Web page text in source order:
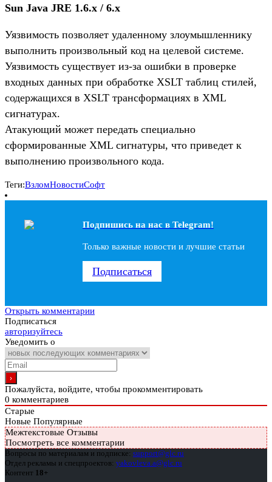
Sun Java JRE 1.6.x / 6.x
Уязвимость позволяет удаленному злоумышленнику
выполнить произвольный код на целевой системе.
Уязвимость существует из-за ошибки в проверке
входных данных при обработке XSLT таблиц стилей,
содержащихся в XSLT трансформациях в XML
сигнатурах.
Атакующий может передать специально
сформированные XML сигнатуры, что приведет к
выполнению произвольного кода.
Теги:ВзломНовостиСофт
Подпишись на наc в Telegram!
Только важные новости и лучшие статьи
Подписаться
Открыть комментарии
Подписаться
авторизуйтесь
Уведомить о
Пожалуйста, войдите, чтобы прокомментировать
0 комментариев
Старые
Новые Популярные
Межтекстовые Отзывы
Посмотреть все комментарии
Вопросы по материалам и подписке: support@glc.ru
Отдел рекламы и спецпроектов: yakovleva.a@glc.ru
Контент 18+